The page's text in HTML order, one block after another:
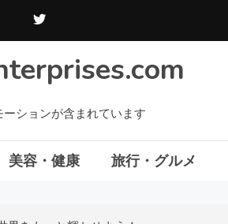
ションが含まれています
美容・健康 旅行・グルメ